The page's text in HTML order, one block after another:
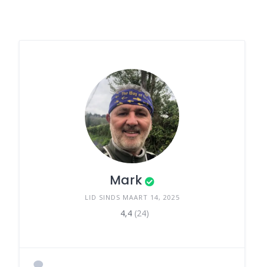
Mark
LID SINDS MAART 14, 2025
4,4 (24)